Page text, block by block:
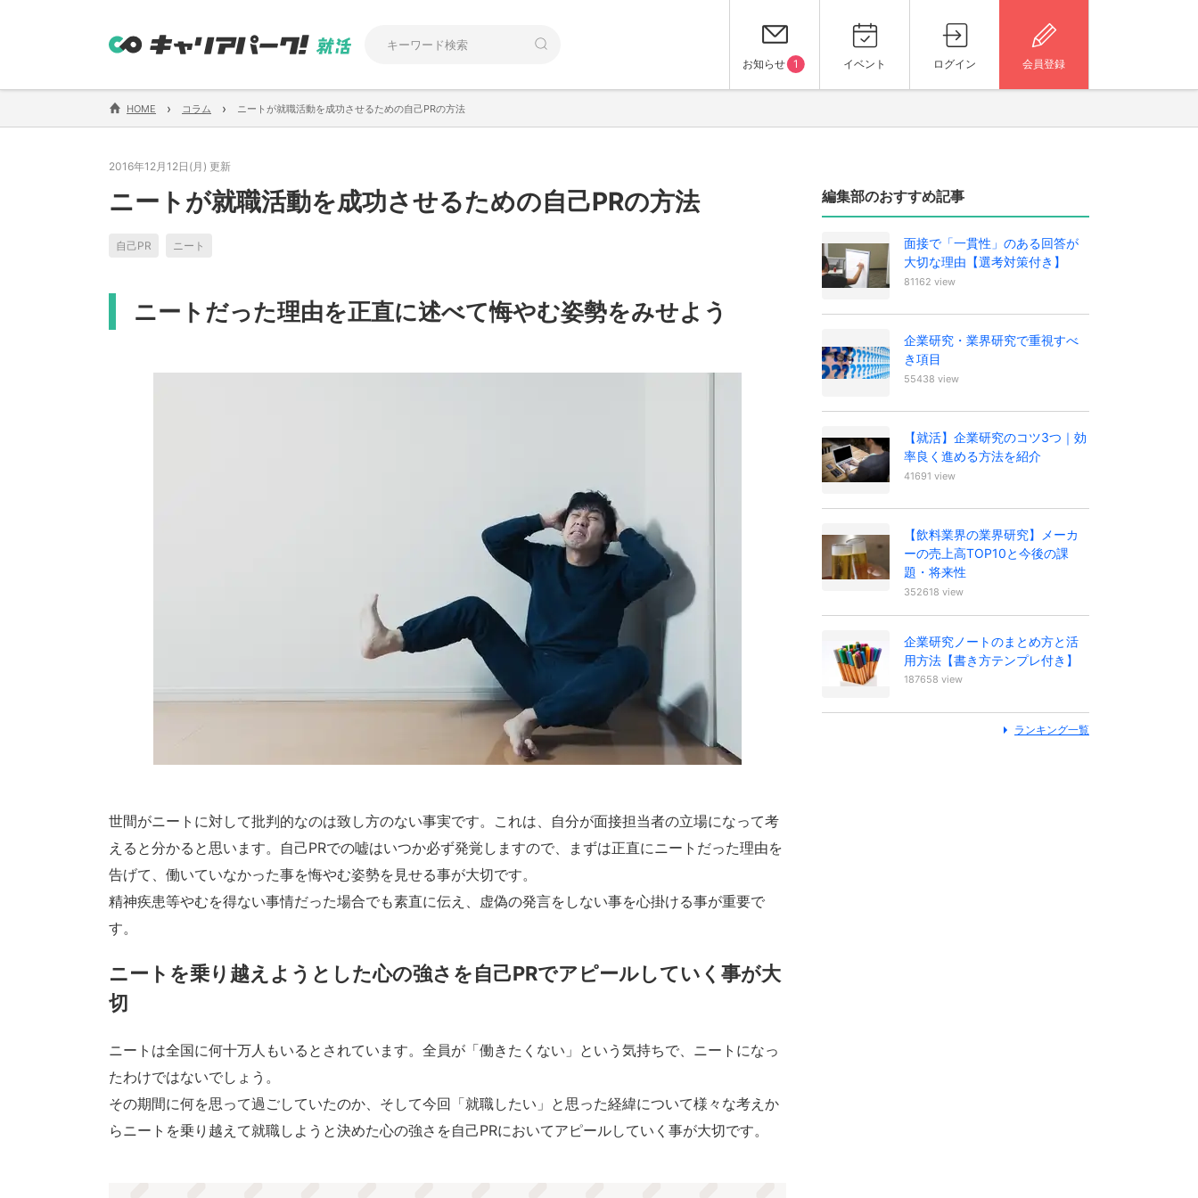
お知らせ 1 イベント ログイン 会員登録
HOME › コラム › ニートが就職活動を成功させるための自己PRの方法
2016年12月12日(月) 更新
ニートが就職活動を成功させるための自己PRの方法
自己PR ニート
ニートだった理由を正直に述べて悔やむ姿勢をみせよう
世間がニートに対して批判的なのは致し方のない事実です。これは、自分が面接担当者の立場になって考
えると分かると思います。自己PRでの嘘はいつか必ず発覚しますので、まずは正直にニートだった理由を
告げて、働いていなかった事を悔やむ姿勢を見せる事が大切です。
精神疾患等やむを得ない事情だった場合でも素直に伝え、虚偽の発言をしない事を心掛ける事が重要で
す。
ニートを乗り越えようとした心の強さを自己PRでアピールしていく事が大
切
ニートは全国に何十万人もいるとされています。全員が「働きたくない」という気持ちで、ニートになっ
たわけではないでしょう。
その期間に何を思って過ごしていたのか、そして今回「就職したい」と思った経緯について様々な考えか
らニートを乗り越えて就職しようと決めた心の強さを自己PRにおいてアピールしていく事が大切です。
編集部のおすすめ記事
面接で「一貫性」のある回答が
大切な理由【選考対策付き】
81162 view
企業研究・業界研究で重視すべ
き項目
55438 view
【就活】企業研究のコツ3つ｜効
率良く進める方法を紹介
41691 view
【飲料業界の業界研究】メーカ
ーの売上高TOP10と今後の課
題・将来性
352618 view
企業研究ノートのまとめ方と活
用方法【書き方テンプレ付き】
187658 view
ランキング一覧